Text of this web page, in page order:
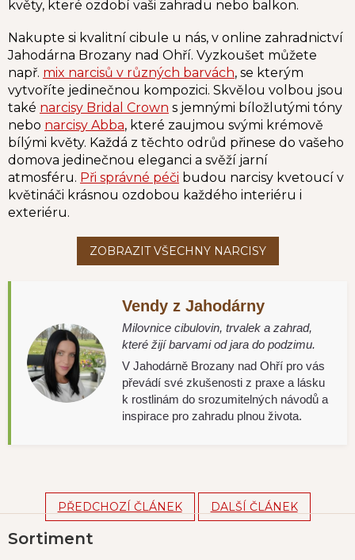
květy, které ozdobí vaši zahradu nebo balkon.
Nakupte si kvalitní cibule u nás, v online zahradnictví
Jahodárna Brozany nad Ohří. Vyzkoušet můžete
např. mix narcisů v různých barvách, se kterým
vytvoříte jedinečnou kompozici. Skvělou volbou jsou
také narcisy Bridal Crown s jemnými bíložlutými tóny
nebo narcisy Abba, které zaujmou svými krémově
bílými květy. Každá z těchto odrůd přinese do vašeho
domova jedinečnou eleganci a svěží jarní
atmosféru. Při správné péči budou narcisy kvetoucí v
květináči krásnou ozdobou každého interiéru i
exteriéru.
Vendy z Jahodárny
Milovnice cibulovin, trvalek a zahrad,
které žijí barvami od jara do podzimu.
V Jahodárně Brozany nad Ohří pro vás
převádí své zkušenosti z praxe a lásku
k rostlinám do srozumitelných návodů a
inspirace pro zahradu plnou života.
PŘEDCHOZÍ ČLÁNEK DALŠÍ ČLÁNEK
áSortiment